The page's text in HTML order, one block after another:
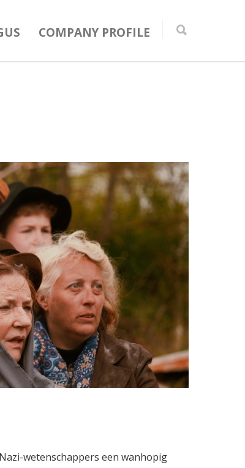
COMPANY PROFILE
wetenschappers een wanhopig